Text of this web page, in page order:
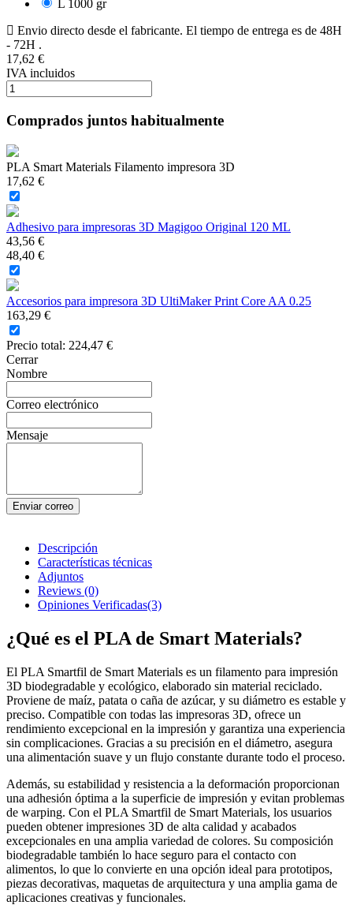
L 1000 gr
Envio directo desde el fabricante. El tiempo de entrega es de 48H
- 72H .
17,62 €
IVA incluidos
Comprados juntos habitualmente
PLA Smart Materials Filamento impresora 3D
17,62 €
Adhesivo para impresoras 3D Magigoo Original 120 ML
43,56 €
48,40 €
Accesorios para impresora 3D UltiMaker Print Core AA 0.25
163,29 €
Precio total: 224,47 €
Cerrar
Nombre
Correo electrónico
Mensaje
Enviar correo
Descripción
Características técnicas
Adjuntos
Reviews (0)
Opiniones Verificadas(3)
¿Qué es el PLA de Smart Materials?
El PLA Smartfil de Smart Materials es un filamento para impresión
3D biodegradable y ecológico, elaborado sin material reciclado.
Proviene de maíz, patata o caña de azúcar, y su diámetro es estable y
preciso. Compatible con todas las impresoras 3D, ofrece un
rendimiento excepcional en la impresión y garantiza una experiencia
sin complicaciones. Gracias a su precisión en el diámetro, asegura
una alimentación suave y un flujo constante durante todo el proceso.
Además, su estabilidad y resistencia a la deformación proporcionan
una adhesión óptima a la superficie de impresión y evitan problemas
de warping. Con el PLA Smartfil de Smart Materials, los usuarios
pueden obtener impresiones 3D de alta calidad y acabados
excepcionales en una amplia variedad de colores. Su composición
biodegradable también lo hace seguro para el contacto con
alimentos, lo que lo convierte en una opción ideal para prototipos,
piezas decorativas, maquetas de arquitectura y una amplia gama de
aplicaciones creativas y funcionales.